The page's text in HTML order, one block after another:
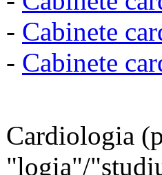
- Cabinete
- Cabinete
Cardiologia
"logia"/